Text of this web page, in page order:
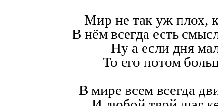
Мир не так уж плох,
В нём всегда есть
Ну а если дня
То его потом
В мире всем всегда